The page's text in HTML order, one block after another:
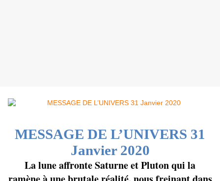
MESSAGE DE L’UNIVERS 31
Janvier 2020
La lune affronte Saturne et Pluton qui la